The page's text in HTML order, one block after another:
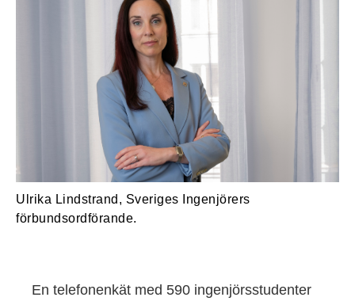
Ulrika Lindstrand, Sveriges Ingenjörers
förbundsordförande.
En telefonenkät med 590 ingenjörsstudenter